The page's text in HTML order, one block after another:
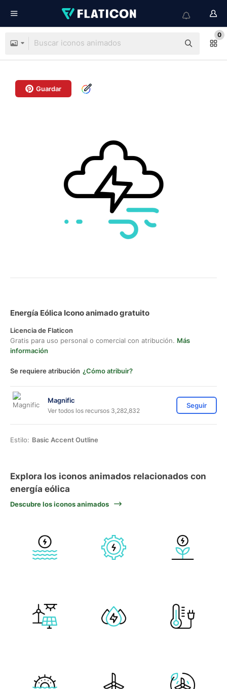
0
Guardar
Energía Eólica Icono animado gratuito
Licencia de Flaticon
Gratis para uso personal o comercial con atribución. Más
información
Se requiere atribución ¿Cómo atribuir?
Magnific
Ver todos los recursos 3,282,832
Seguir
Estilo: Basic Accent Outline
Explora los iconos animados relacionados con
energía eólica
Descubre los iconos animados